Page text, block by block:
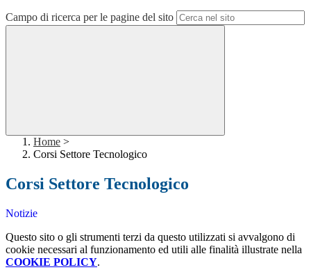
Campo di ricerca per le pagine del sito
Home >
Corsi Settore Tecnologico
Corsi Settore Tecnologico
Notizie
Questo sito o gli strumenti terzi da questo utilizzati si avvalgono di
cookie necessari al funzionamento ed utili alle finalità illustrate nella
COOKIE POLICY.